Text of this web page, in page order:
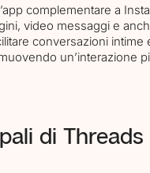
complementare a
video messaggi e
conversazioni intime
un’interazione
di Threads